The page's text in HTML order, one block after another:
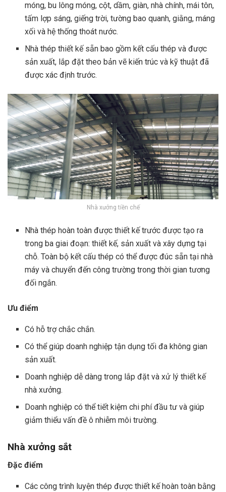
móng, bu lông móng, cột, dầm, giàn, nhà chính, mái tôn,
tấm lợp sáng, giếng trời, tường bao quanh, giằng, máng
xối và hệ thống thoát nước.
Nhà thép thiết kế sẵn bao gồm kết cấu thép và được
sản xuất, lắp đặt theo bản vẽ kiến ​​trúc và kỹ thuật đã
được xác định trước.
Nhà xưởng tiền chế
Nhà thép hoàn toàn được thiết kế trước được tạo ra
trong ba giai đoạn: thiết kế, sản xuất và xây dựng tại
chỗ. Toàn bộ kết cấu thép có thể được đúc sẵn tại nhà
máy và chuyển đến công trường trong thời gian tương
đối ngắn.
Ưu điểm
Có hỗ trợ chắc chắn.
Có thể giúp doanh nghiệp tận dụng tối đa không gian
sản xuất.
Doanh nghiệp dễ dàng trong lắp đặt và xử lý thiết kế
nhà xưởng.
Doanh nghiệp có thể tiết kiệm chi phí đầu tư và giúp
giảm thiểu vấn đề ô nhiễm môi trường.
Nhà xưởng sắt
Đặc điểm
Các công trình luyện thép được thiết kế hoàn toàn bằng